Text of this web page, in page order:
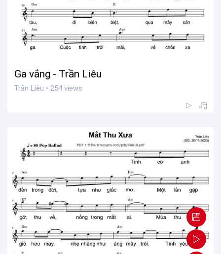
Ga vắng - Trần Liêu
Trần Liêu • 254 views